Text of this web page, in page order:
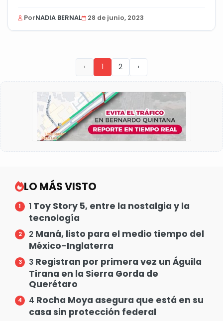
PorNADIA BERNAL 28 de junio, 2023
‹ 1 2 ›
LO MÁS VISTO
1 Toy Story 5, entre la nostalgia y la
tecnología
2 Maná, listo para el medio tiempo del
México-Inglaterra
3 Registran por primera vez un Águila
Tirana en la Sierra Gorda de
Querétaro
4 Rocha Moya asegura que está en su
casa sin protección federal